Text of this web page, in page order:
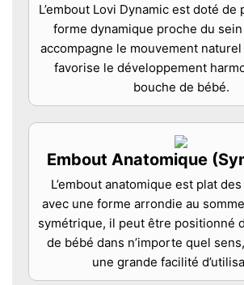
L’embout Lovi Dynamic est doté de
forme dynamique proche du
accompagne le mouvement
favorise le développement
bouche de bébé.
Embout Anatomique
L’embout anatomique est plat
avec une forme arrondie au
symétrique, il peut être positionné
de bébé dans n’importe quel
une grande facilité